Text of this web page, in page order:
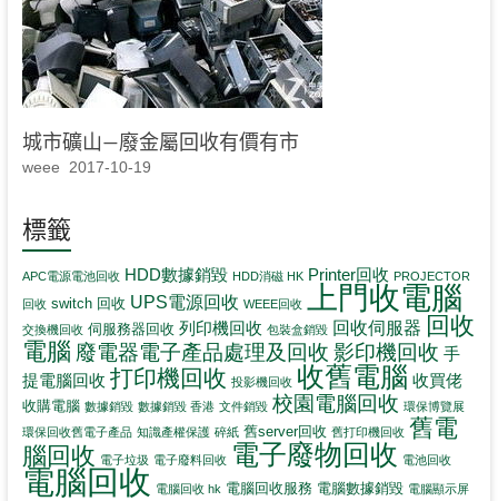
城市礦山—廢金屬回收有價有市
weee 2017-10-19
標籤
APC電源電池回收 HDD數據銷毀 HDD消磁 HK Printer回收 PROJECTOR
回收 switch 回收 UPS電源回收 WEEE回收 上門收電腦
交換機回收 伺服務器回收 列印機回收 包裝盒銷毀 回收伺服器 回收
電腦 廢電器電子產品處理及回收 影印機回收 手
提電腦回收 打印機回收 投影機回收 收舊電腦 收買佬
收購電腦 數據銷毀 數據銷毀 香港 文件銷毀 校園電腦回收 環保博覽展
環保回收舊電子產品 知識產權保護 碎紙 舊server回收 舊打印機回收 舊電
腦回收 電子垃圾 電子廢料回收 電子廢物回收 電池回收
電腦回收 電腦回收 hk 電腦回收服務 電腦數據銷毀 電腦顯示屏